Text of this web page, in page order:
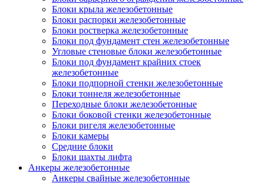
Блоки крыла железобетонные
Блоки распорки железобетонные
Блоки ростверка железобетонные
Блоки под фундамент стен железобетонные
Угловые стеновые блоки железобетонные
Блоки под фундамент крайних стоек
железобетонные
Блоки подпорной стенки железобетонные
Блоки тоннеля железобетонные
Переходные блоки железобетонные
Блоки боковой стенки железобетонные
Блоки ригеля железобетонные
Блоки камеры
Средние блоки
Блоки шахты лифта
Анкеры железобетонные
Анкеры свайные железобетонные